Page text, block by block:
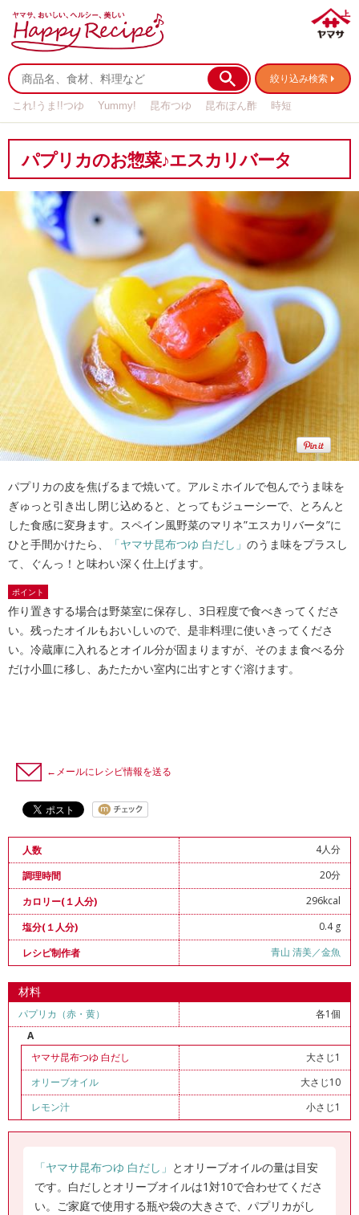
絞り込み検索
これ!うま!!つゆ Yummy! 昆布つゆ 昆布ぽん酢
時短
パプリカのお惣菜♪エスカリバータ
パプリカの皮を焦げるまで焼いて。アルミホイルで包んでうま味を
ぎゅっと引き出し閉じ込めると、とってもジューシーで、とろんと
した食感に変身ます。スペイン風野菜のマリネ”エスカリバータ”に
ひと手間かけたら、
「ヤマサ昆布つゆ 白だし」 のうま味をプラスし
て、ぐんっ！と味わい深く仕上げます。
ポイント
作り置きする場合は野菜室に保存し、3日程度で食べきってくださ
い。残ったオイルもおいしいので、是非料理に使いきってくださ
い。冷蔵庫に入れるとオイル分が固まりますが、そのまま食べる分
だけ小皿に移し、あたたかい室内に出すとすぐ溶けます。
←メールにレシピ情報を送る
人数
4人分
調理時間
20分
カロリー(１人分)
296kcal
塩分(１人分)
0.4 g
レシピ制作者
青山 清美／金魚
材料
パプリカ（赤・黄）
各1個
A
ヤマサ昆布つゆ 白だし
大さじ1
オリーブオイル
大さじ10
レモン汁
小さじ1
「ヤマサ昆布つゆ 白だし」 とオリーブオイルの量は目安
です。白だしとオリーブオイルは1対10で合わせてくださ
い。ご家庭で使用する瓶や袋の大きさで、パプリカがし